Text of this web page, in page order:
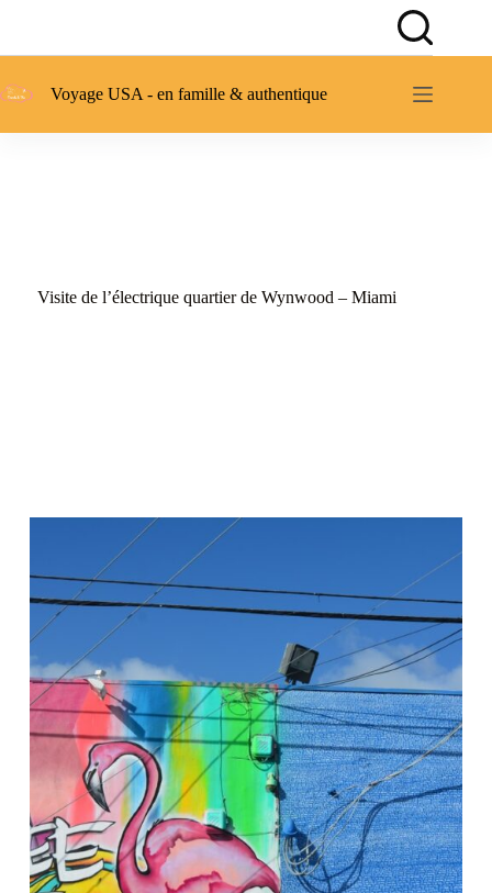
Voyage USA - en famille & authentique
Visite de l’électrique quartier de Wynwood – Miami